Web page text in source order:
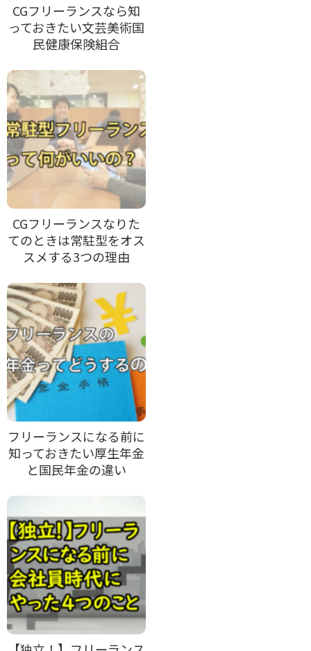
CGフリーランスなら知
っておきたい文芸美術国
民健康保険組合
CGフリーランスなりた
てのときは常駐型をオス
スメする3つの理由
フリーランスになる前に
知っておきたい厚生年金
と国民年金の違い